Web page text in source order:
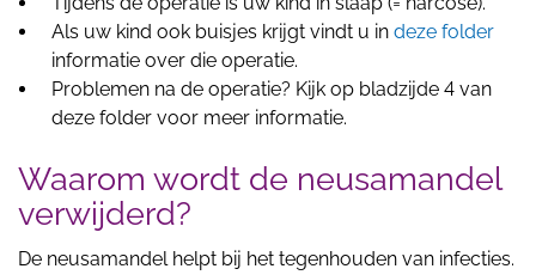
Als uw kind ook buisjes krijgt vindt u in deze folder
informatie over die operatie.
Problemen na de operatie? Kijk op bladzijde 4 van
deze folder voor meer informatie.
Waarom wordt de neusamandel
verwijderd?
De neusamandel helpt bij het tegenhouden van infecties.